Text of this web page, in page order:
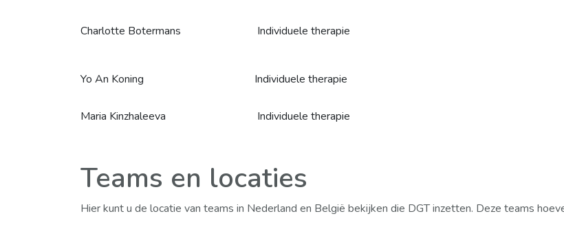
Charlotte Botermans Individuele therapie
Yo An Koning Individuele therapie
Maria Kinzhaleeva Individuele therapie
Teams en locaties
Hier kunt u de locatie van teams in Nederland en België bekijken die DGT inzetten. Deze teams